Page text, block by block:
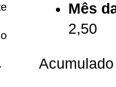
Mês
2,50